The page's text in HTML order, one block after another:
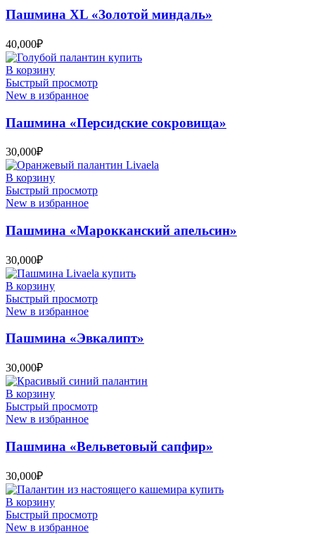
Пашмина XL «Золотой миндаль»
40,000₽
В корзину
Быстрый просмотр
New в избранное
Пашмина «Персидские сокровища»
30,000₽
В корзину
Быстрый просмотр
New в избранное
Пашмина «Марокканский апельсин»
30,000₽
В корзину
Быстрый просмотр
New в избранное
Пашмина «Эвкалипт»
30,000₽
В корзину
Быстрый просмотр
New в избранное
Пашмина «Вельветовый сапфир»
30,000₽
В корзину
Быстрый просмотр
New в избранное